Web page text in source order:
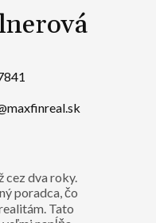
cez dva roky.
poradca, čo
Tato